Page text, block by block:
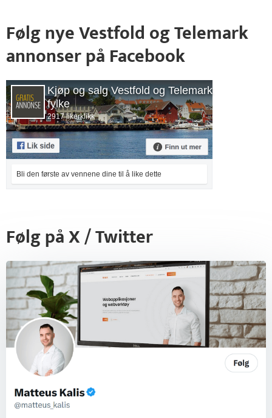
Følg nye Vestfold og Telemark
annonser på Facebook
Kjøp og salg Vestfold og Telemark
fylke
2917 likerklikk
Bli den første av vennene dine til å like dette
Følg på X / Twitter